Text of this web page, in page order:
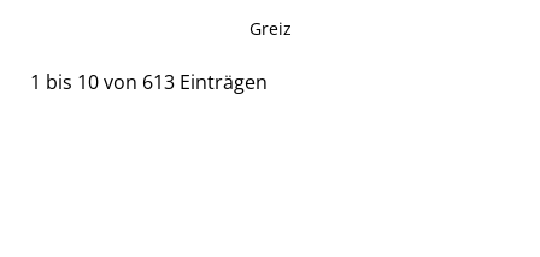
Greiz
1 bis 10 von 613 Einträgen